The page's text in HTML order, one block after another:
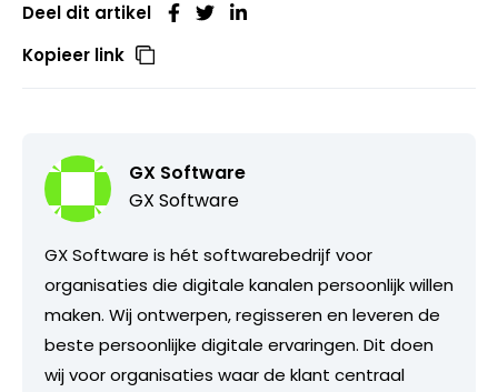
Deel dit artikel
Kopieer link
GX Software
GX Software
GX Software is hét softwarebedrijf voor
organisaties die digitale kanalen persoonlijk willen
maken. Wij ontwerpen, regisseren en leveren de
beste persoonlijke digitale ervaringen. Dit doen
wij voor organisaties waar de klant centraal